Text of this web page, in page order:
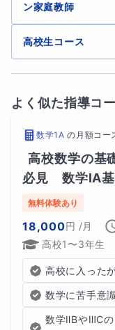
ン家庭教師
高校生コース
よく似た指導コ
数学1A の 月額コー
高校数学の基
必見　数学ⅠA
無料体験あり
18,000円 /月
高校1〜3年生
高校に入った
数学に苦手意
数学ⅡBやⅢCの